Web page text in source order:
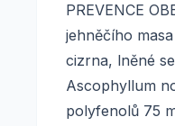
PREVENCE
jehněčího
cizrna, lněné
Ascophyllum
polyfenolů 75